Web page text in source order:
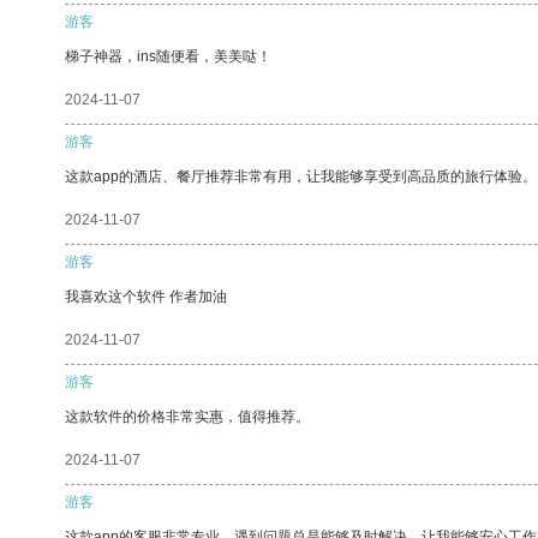
游客
梯子神器，ins随便看，美美哒！
2024-11-07
游客
这款app的酒店、餐厅推荐非常有用，让我能够享受到高品质的旅行体验。
2024-11-07
游客
我喜欢这个软件 作者加油
2024-11-07
游客
这款软件的价格非常实惠，值得推荐。
2024-11-07
游客